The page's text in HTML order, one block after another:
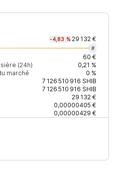
-4,83 % 29 132 €
#
60 €
(24h)
0,21 %
marché
0 %
7 126 510 916 SHIB
7 126 510 916 SHIB
29 132 €
0,00000405 €
0,00000429 €